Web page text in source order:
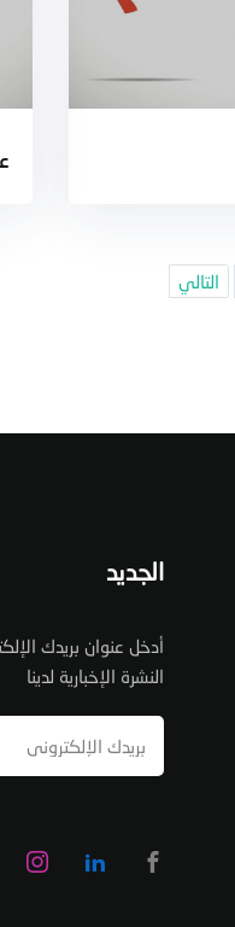
التالي
الجديد
أدخل عنوان بريدك
النشرة الإخبارية لدينا